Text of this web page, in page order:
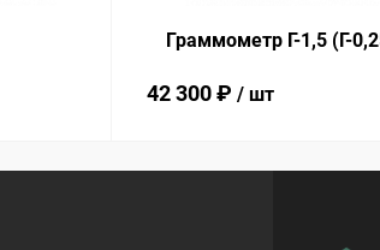
Граммометр Г-1,5 (Г-
42 300 ₽ / шт